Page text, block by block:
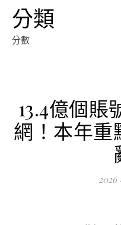
分類
分數
13.4億個賬
網！本年重
2026